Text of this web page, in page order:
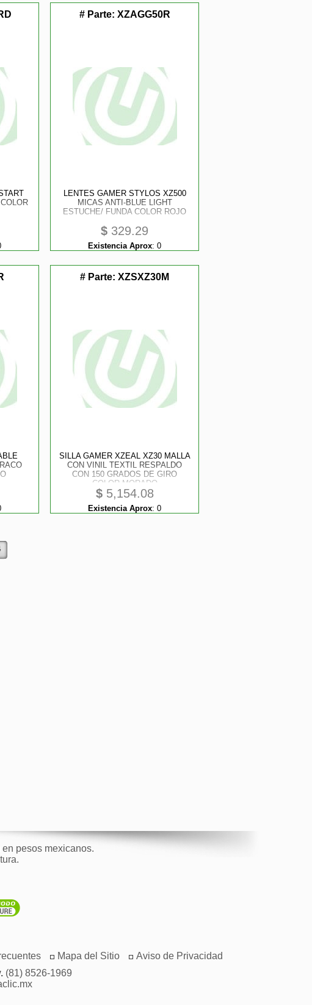
# Parte: XZAGG50R
LENTES GAMER STYLOS XZ500
MICAS ANTI-BLUE LIGHT
ESTUCHE/ FUNDA COLOR ROJO
$ 329.29
Existencia Aprox: 0
# Parte:XZSXZ30M
SILLA GAMER XZEAL XZ30 MALLA
CON VINIL TEXTIL RESPALDO
CON 150 GRADOS DE GIRO
COLOR MORADO
$5,154.08
Existencia Aprox: 0
pesos mexicanos.
Mapa del Sitio
Aviso de Privacidad
(81) 8526-1969